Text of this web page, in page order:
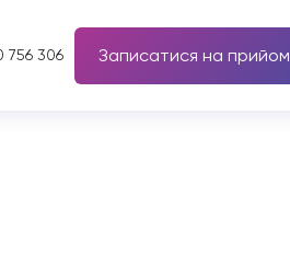
756 306 Записатися на прийом